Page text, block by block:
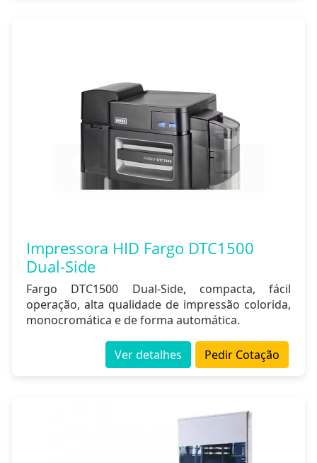
Impressora HID Fargo DTC1500
Dual-Side
Fargo DTC1500 Dual-Side, compacta, fácil
operação, alta qualidade de impressão colorida,
monocromática e de forma automática.
Pedir Cotação
Ver detalhes